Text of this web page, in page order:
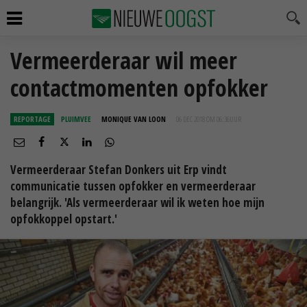
Vermeerderaar wil meer
contactmomenten opfokker
REPORTAGE PLUIMVEE MONIQUE VAN LOON 06 DEC 2018 OM 06:36
Vermeerderaar Stefan Donkers uit Erp vindt
communicatie tussen opfokker en vermeerderaar
belangrijk. 'Als vermeerderaar wil ik weten hoe mijn
opfokkoppel opstart.'